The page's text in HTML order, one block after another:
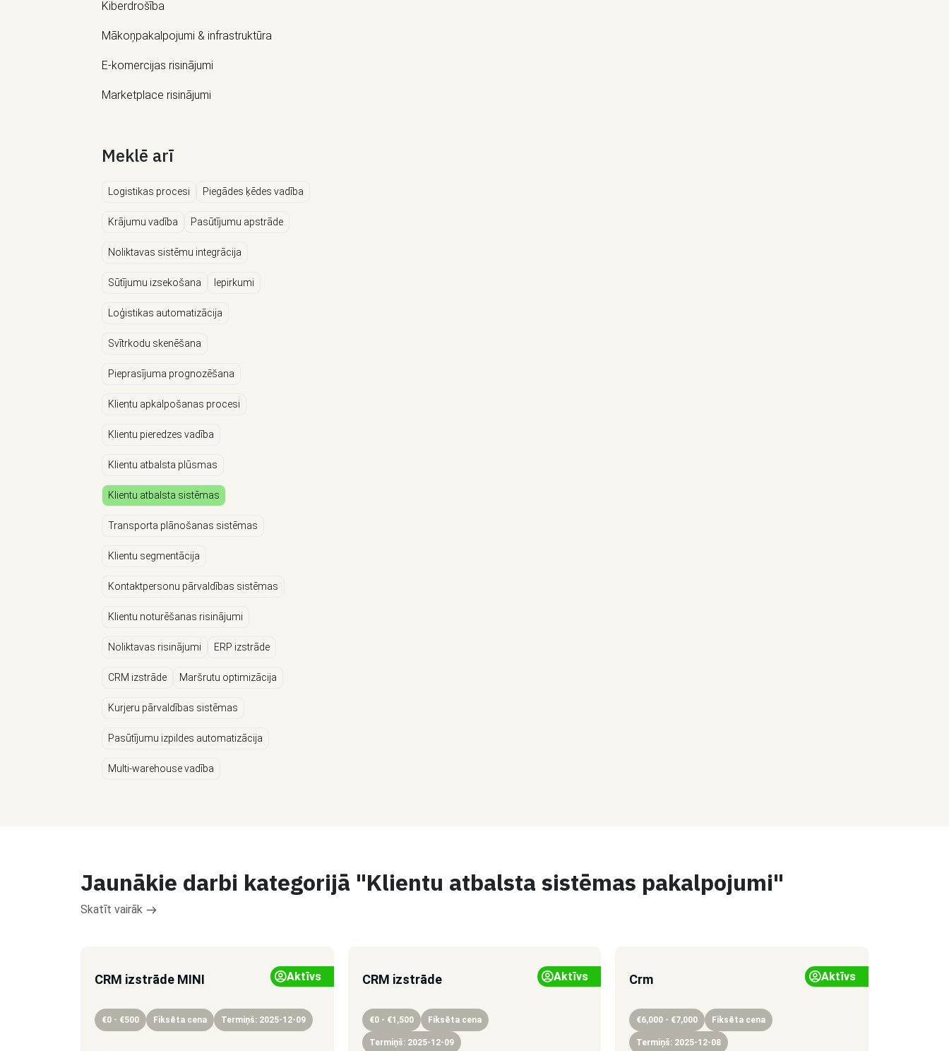
Kiberdrošība
Mākoņpakalpojumi & infrastruktūra
E-komercijas risinājumi
Marketplace risinājumi
Meklē arī
Logistikas procesi Piegādes ķēdes vadība
Krājumu vadība Pasūtījumu apstrāde
Noliktavas sistēmu integrācija
Sūtījumu izsekošana Iepirkumi
Loģistikas automatizācija
Svītrkodu skenēšana
Pieprasījuma prognozēšana
Klientu apkalpošanas procesi
Klientu pieredzes vadība
Klientu atbalsta plūsmas
Klientu atbalsta sistēmas
Transporta plānošanas sistēmas
Klientu segmentācija
Kontaktpersonu pārvaldības sistēmas
Klientu noturēšanas risinājumi
Noliktavas risinājumi ERP izstrāde
CRM izstrāde Maršrutu optimizācija
Kurjeru pārvaldības sistēmas
Pasūtījumu izpildes automatizācija
Multi-warehouse vadība
Jaunākie darbi kategorijā "Klientu atbalsta sistēmas pakalpojumi"
Skatīt vairāk
CRM izstrāde MINI Aktīvs
€0 - €500 Fiksēta cena Termiņš: 2025-12-09
CRM izstrāde Aktīvs
€0 - €1,500 Fiksēta cena
Termiņš: 2025-12-09
Crm Aktīvs
€6,000 - €7,000 Fiksēta cena
Termiņš: 2025-12-08